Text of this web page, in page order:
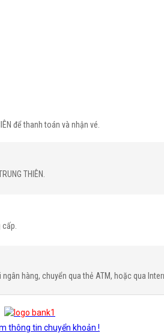
để thanh toán và nhận vé.
THIÊN.
hàng, chuyển qua thẻ ATM, hoặc qua
thông tin chuyển khoản !